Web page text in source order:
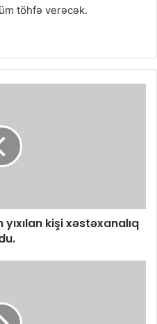
töhfə verəcək.
kişi xəstəxanalıq